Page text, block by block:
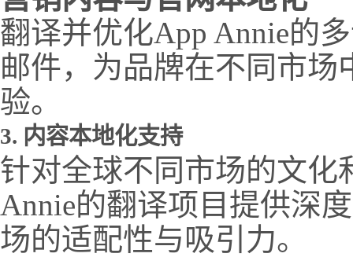
翻译并优化App Annie的
邮件，为品牌在不同市
验。
3. 内容本地化支持
针对全球不同市场的文化
Annie的翻译项目提供深
场的适配性与吸引力。